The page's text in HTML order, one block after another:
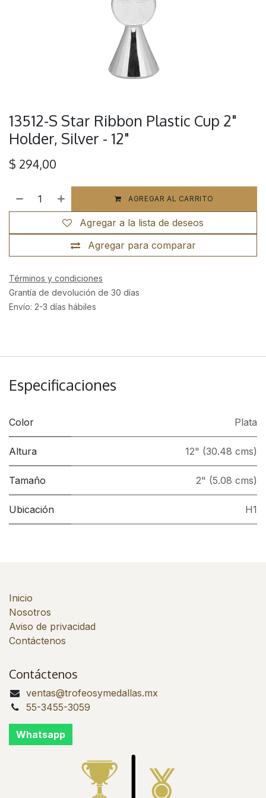
13512-S Star Ribbon Plastic Cup 2"
Holder, Silver - 12"
$ 294,00
AGREGAR AL CARRITO
Agregar para comparar
Agregar a la lista de deseos
Términos y condiciones
Grantía de devolución de 30 días
Envío: 2-3 días hábiles
Especificaciones
Color Plata
Altura 12" (30.48 cms)
Tamaño 2" (5.08 cms)
Ubicación H1
Inicio
Nosotros
Aviso de privacidad
Contáctenos
Contáctenos
ventas@trofeosymedallas.mx
55-3455-3059
Whatsapp